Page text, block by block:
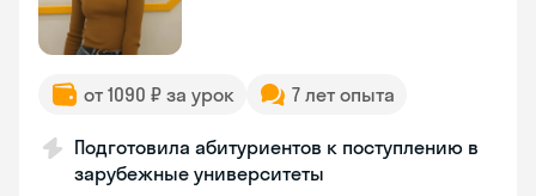
от 1090 ₽ за урок 7 лет опыта
Подготовила абитуриентов к поступлению в
зарубежные университеты